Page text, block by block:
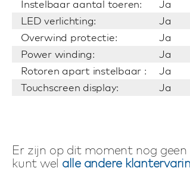
Instelbaar aantal toeren:
Ja
LED verlichting:
Ja
Overwind protectie:
Ja
Power winding:
Ja
Rotoren apart instelbaar :
Ja
Touchscreen display:
Ja
Er zijn op dit moment nog
kunt wel alle andere